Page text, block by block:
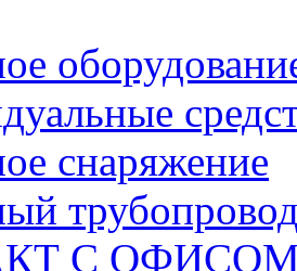
снаряжение
С ОФИСОМ